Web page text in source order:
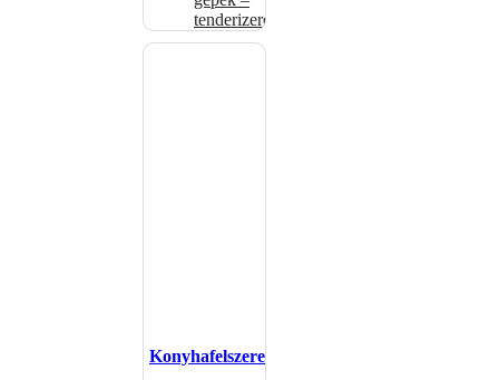
tenderizerek
Konyhafelszerelés